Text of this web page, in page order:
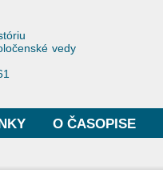
vedy
O ČASOPISE